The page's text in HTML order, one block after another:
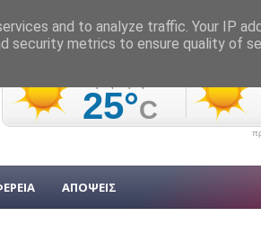
ΑΠΟΨΕΙΣ
and to analyze traffic. Your IP
security metrics to ensure quality of